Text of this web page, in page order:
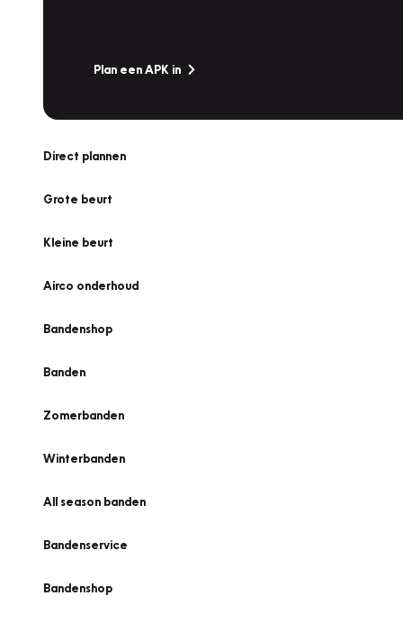
Plan een APK in
Direct plannen
Grote beurt
Kleine beurt
Airco onderhoud
Bandenshop
Banden
Zomerbanden
Winterbanden
All season banden
Bandenservice
Bandenshop